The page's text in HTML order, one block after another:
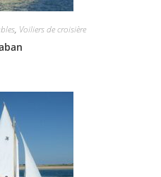
, Voiliers de croisière